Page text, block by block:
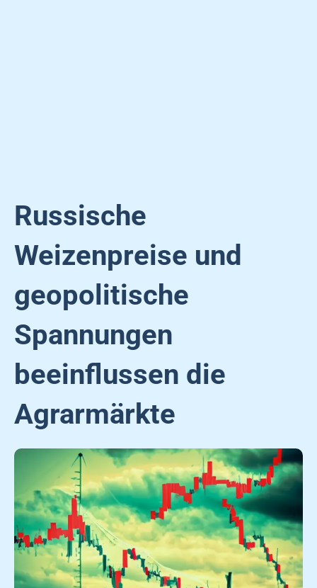
Russische
Weizenpreise und
geopolitische
Spannungen
beeinflussen die
Agrarmärkte